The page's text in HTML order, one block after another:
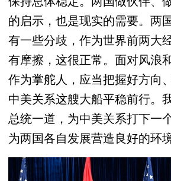
的启示，也是现实的需要。两
有一些分歧，作为世界前两大
有摩擦，这很正常。面对风浪
作为掌舵人，应当把握好方向
中美关系这艘大船平稳前行。
总统一道，为中美关系打下一
为两国各自发展营造良好的环境